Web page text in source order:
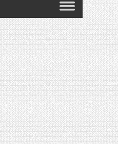
MY LITTLE &
D’AVRIL 2024
SANTÉ #67 : L’AVIS
QUE LA VIE DES
MY LITTLE &
DE FÉVRIER ET
DU MOIS
#34 : IDÉES